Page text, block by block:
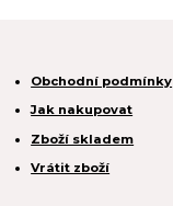
Obchodní podmínky
Jak nakupovat
Zboží skladem
Vrátit zboží